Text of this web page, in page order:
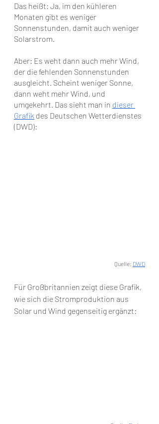
Das heißt: Ja, im den kühleren
Monaten gibt es weniger
Sonnenstunden, damit auch weniger
Solarstrom.
Aber: Es weht dann auch mehr Wind,
der die fehlenden Sonnenstunden
ausgleicht. Scheint weniger Sonne,
dann weht mehr Wind, und
umgekehrt. Das sieht man in dieser
Grafik des Deutschen Wetterdienstes
(DWD):
Quelle: DWD
Für Großbritannien zeigt diese Grafik,
wie sich die Stromproduktion aus
Solar und Wind gegenseitig ergänzt: